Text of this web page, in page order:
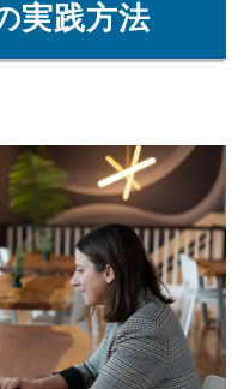
実践方法